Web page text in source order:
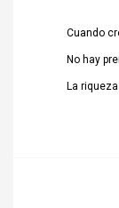
Cuando
No hay
La